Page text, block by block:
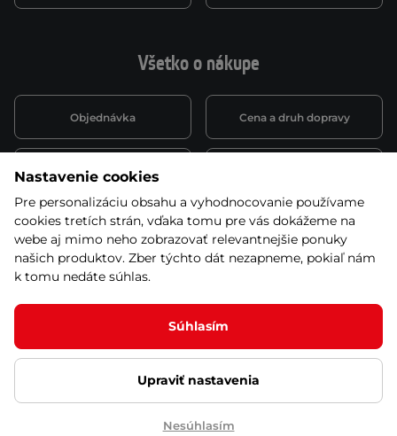
Všetko o nákupe
Objednávka Cena a druh dopravy
Spôsob platby
Montáž a servis Reklamácie a záruka
Kariéra
© 2026 Stores inSPORTline SK, s.r.o. Všetky práva vyhradené
Ochrana osobných údajov Nastavenie cookies
Nastavenie cookies
Pre personalizáciu obsahu a vyhodnocovanie používame
cookies tretích strán, vďaka tomu pre vás dokážeme na
webe aj mimo neho zobrazovať relevantnejšie ponuky
našich produktov. Zber týchto dát nezapneme, pokiaľ nám
k tomu nedáte súhlas.
Súhlasím
Upraviť nastavenia
Nesúhlasím